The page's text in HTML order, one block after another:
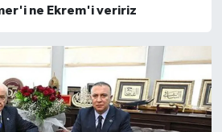
ne Ekrem'i veririz